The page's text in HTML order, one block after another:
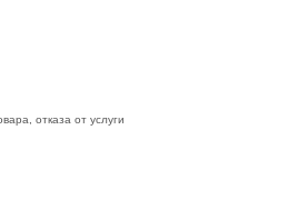
отказа от услуги